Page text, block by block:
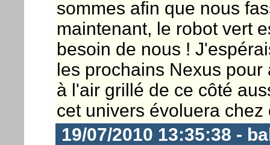
sommes afin que nous
maintenant, le robot vert
besoin de nous !
les prochains Nexus
à l'air grillé de ce côté
cet univers évoluera
19/07/2010 13:35:38 -